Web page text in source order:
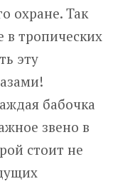
охране. Так
в тропических
эту
бабочка
звено в
стоит не